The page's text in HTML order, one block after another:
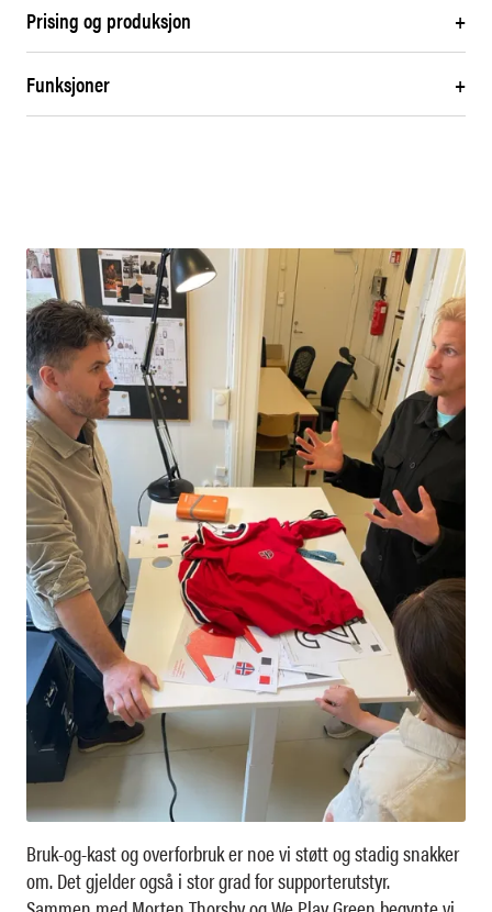
Prising og produksjon +
Funksjoner +
Bruk-og-kast og overforbruk er noe vi støtt og stadig snakker
om. Det gjelder også i stor grad for supporterutstyr.